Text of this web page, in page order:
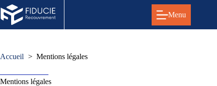
Passer
au
contenu
Menu
Accueil Mentions légales
Mentions légales